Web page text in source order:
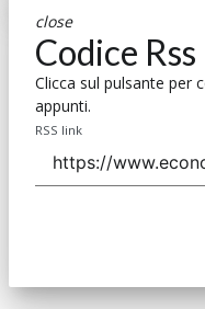
close
Codice Rss
Clicca sul pulsante per
appunti.
RSS link